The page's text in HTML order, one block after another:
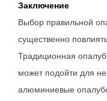
Заключение
Выбор правильной
существенно
Традиционная
может подойти для
алюминиевые